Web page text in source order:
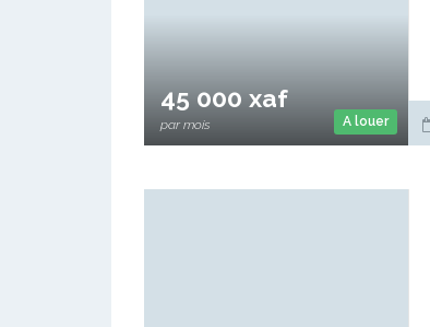
A louer
45 000 xaf
par mois